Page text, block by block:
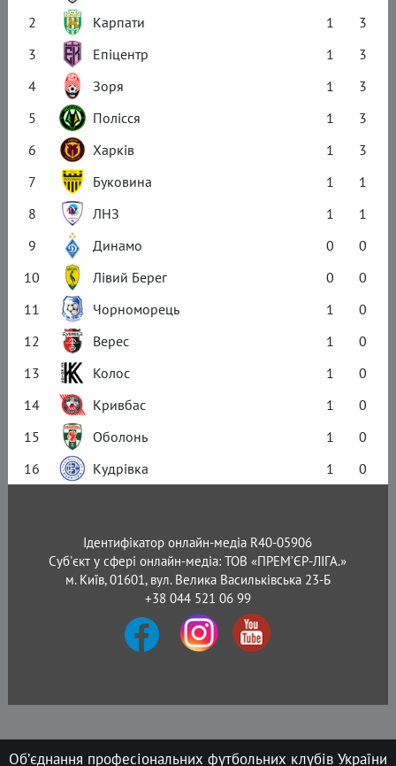
2
Карпати 1
3
3
Епіцентр 1
3
4
Зоря 1
3
5
Полісся 1
3
6
Харків 1
3
7
Буковина 1
1
8
ЛНЗ 1
1
9
Динамо 0
0
10
Лівий Берег 0
0
11
Чорноморець 1
0
12
Верес 1
0
13
Колос 1
0
14
Кривбас 1
0
15
Оболонь 1
0
16
Кудрівка 1 0
Ідентифікатор онлайн-медіа R40-05906
Суб'єкт у сфері онлайн-медіа: ТОВ «ПРЕМ’ЄР-ЛІГА.»
м. Київ, 01601, вул. Велика Васильківська 23-Б
+38 044 521 06 99
Об’єднання професіональних футбольних клубів України